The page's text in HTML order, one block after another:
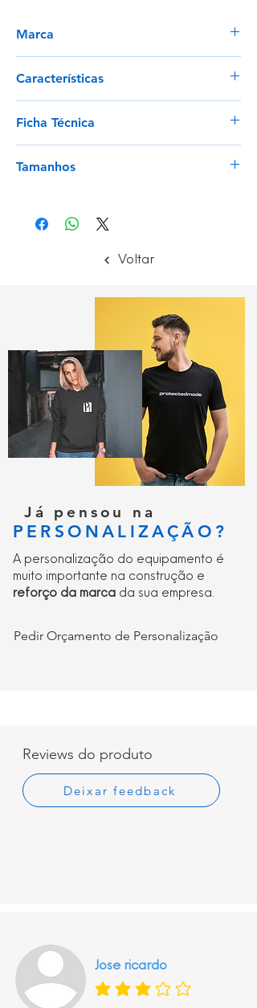
Marca
Características
Aspeto: twill sanforizado;
Peso: 260 gr/mq;
Embalagem: 1/20.
Ficha Técnica
Tamanhos
Voltar
Já pensou na
PERSONALIZAÇÃO?
A personalização do equipamento é
muito importante na construção e
reforço da marca da sua empresa.
Pedir Orçamento de Personalização
Reviews do produto
Deixar feedback
Jose ricardo
classificação média é 3 de 5